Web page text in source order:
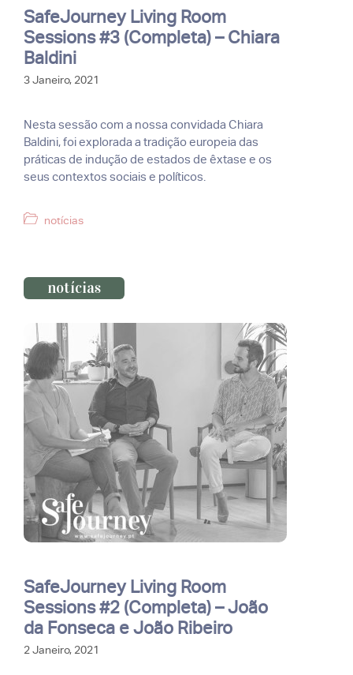
SafeJourney Living Room
Sessions #3 (Completa) – Chiara
Baldini
3 Janeiro, 2021
Nesta sessão com a nossa convidada Chiara
Baldini, foi explorada a tradição europeia das
práticas de indução de estados de êxtase e os
seus contextos sociais e políticos.
Categorias
notícias
notícias
SafeJourney Living Room
Sessions #2 (Completa) – João
da Fonseca e João Ribeiro
2 Janeiro, 2021